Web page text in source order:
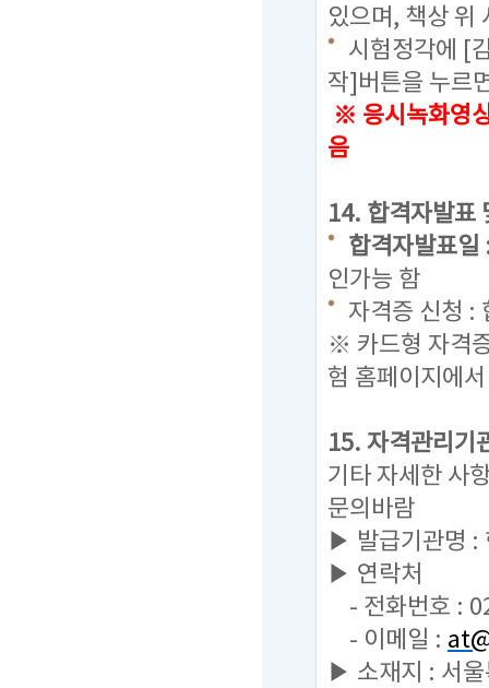
있으며, 책상 위
시험정각에 [
작]버튼을 누르
※ 응시녹화영
음
14. 합격자발표
합격자발표
인가능 함
자격증 신청 :
※ 카드형 자격
험 홈페이지에
15. 자격관리기
기타 자세한 사
문의바람
▶ 발급기관명 :
▶ 연락처
- 전화번호 :
- 이메일 :
▶ 소재지 : 서울